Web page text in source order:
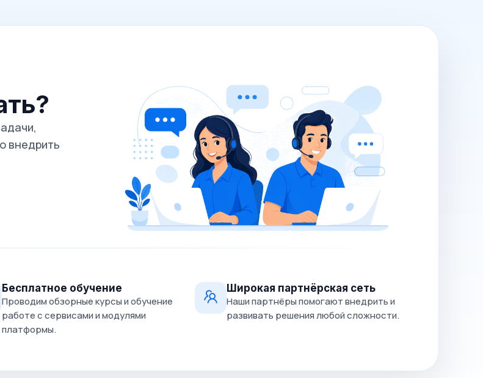
внедрить
Бесплатное обучение
Проводим обзорные курсы и обучение
работе с сервисами и модулями
платформы.
Широкая партнёрская сеть
Наши партнёры помогают внедрить и
развивать решения любой сложности.